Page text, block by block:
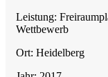
Leistung:
Wettbewerb
Ort: Heidelberg